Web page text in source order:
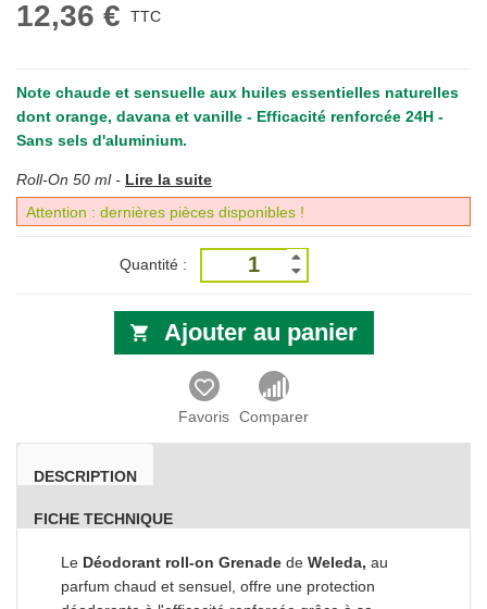
12,36 € TTC
Note chaude et sensuelle aux huiles essentielles naturelles
dont orange, davana et vanille - Efficacité renforcée 24H -
Sans sels d'aluminium.
Roll-On 50 ml - Lire la suite
Attention : dernières pièces disponibles !
Quantité :
Ajouter au panier
Favoris Comparer
DESCRIPTION
FICHE TECHNIQUE
Le Déodorant roll-on Grenade de Weleda, au
parfum chaud et sensuel, offre une protection